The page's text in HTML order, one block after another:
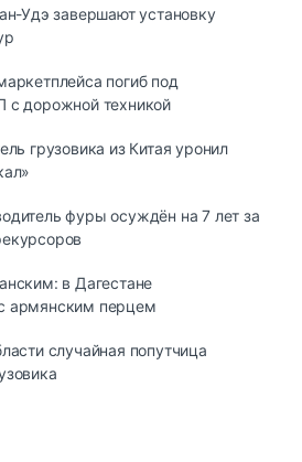
Удэ зaвepшaют ycтaнoвкy
погиб под
с дорожной техникой
грузовика из Китая уронил
фуры осуждён на 7 лет за
в Дагестане
армянским перцем
случайная попутчица